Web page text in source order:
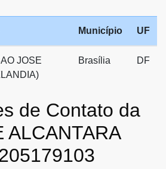
Município UF
JOSE
Brasília DF
de Contato da
ALCANTARA